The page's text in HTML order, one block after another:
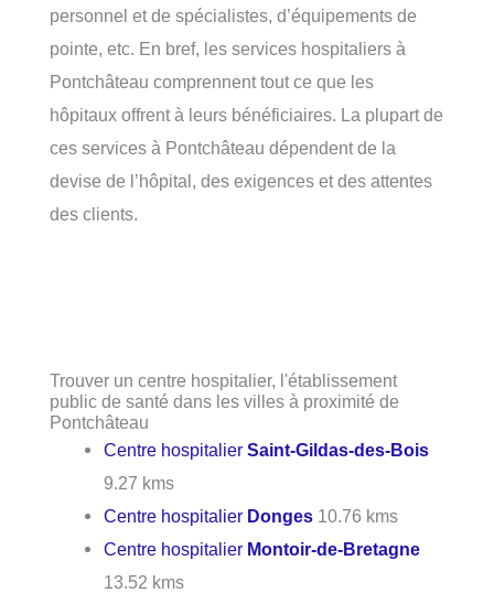
personnel et de spécialistes, d’équipements de
pointe, etc. En bref, les services hospitaliers à
Pontchâteau comprennent tout ce que les
hôpitaux offrent à leurs bénéficiaires. La plupart de
ces services à Pontchâteau dépendent de la
devise de l’hôpital, des exigences et des attentes
des clients.
Trouver un centre hospitalier, l'établissement
public de santé dans les villes à proximité de
Pontchâteau
Centre hospitalierSaint-Gildas-des-Bois
9.27 kms
Centre hospitalier Donges 10.76 kms
Centre hospitalier Montoir-de-Bretagne
13.52 kms